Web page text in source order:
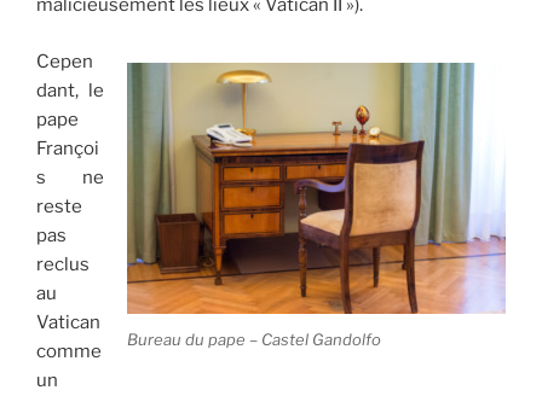
malicieusement les lieux « Vatican II »).
Bureau du pape – Castel Gandolfo
Cepen
dant, le
pape
Françoi
s ne
reste
pas
reclus
au
Vatican
comme
un